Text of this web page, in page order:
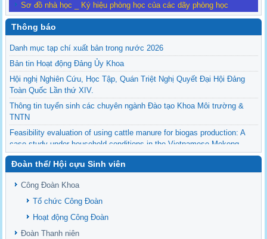
Sơ đồ nhà học _ Ký hiệu phòng học của các dãy phòng học
Thông báo
Danh mục tạp chí xuất bản trong nước 2026
Bản tin Hoạt động Đảng Ủy Khoa
Hội nghị Nghiên Cứu, Học Tập, Quán Triệt Nghị Quyết Đại Hội Đảng
Toàn Quốc Lần thứ XIV.
Thông tin tuyển sinh các chuyên ngành Đào tạo Khoa Môi trường &
TNTN
Feasibility evaluation of using cattle manure for biogas production: A
case study under household conditions in the Vietnamese Mekong
Delta
Sediment properties in flood-based farming systems in the Vietnamese
upstream Mekong Delta
Danh mục tạp chí xuất bản Quốc Tế 2026
Danh Mục các Đề Tài NCKH cấp Tỉnh năm 2024
Văn bản - Quy định
Đoàn thể/ Hội cựu Sinh viên
Công Đoàn Khoa
Tổ chức Công Đoàn
Hoạt động Công Đoàn
Đoàn Thanh niên